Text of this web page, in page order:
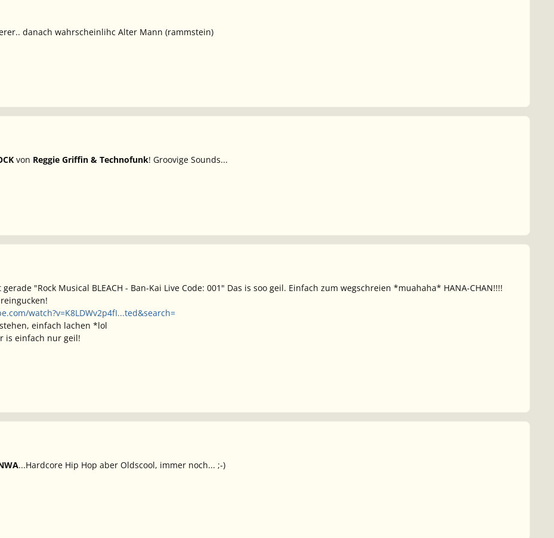
danach wahrscheinlihc Alter Mann (rammstein)
von Reggie Griffin & Technofunk! Groovige Sounds...
"Rock Musical BLEACH - Ban-Kai Live Code: 001" Das is soo geil. Einfach zum wegschreien *muahaha* HANA-CHAN!!!!
watch?v=K8LDWv2p4fI...ted&search=
einfach lachen *lol
is einfach nur geil!
...Hardcore Hip Hop aber Oldscool, immer noch... ;-)